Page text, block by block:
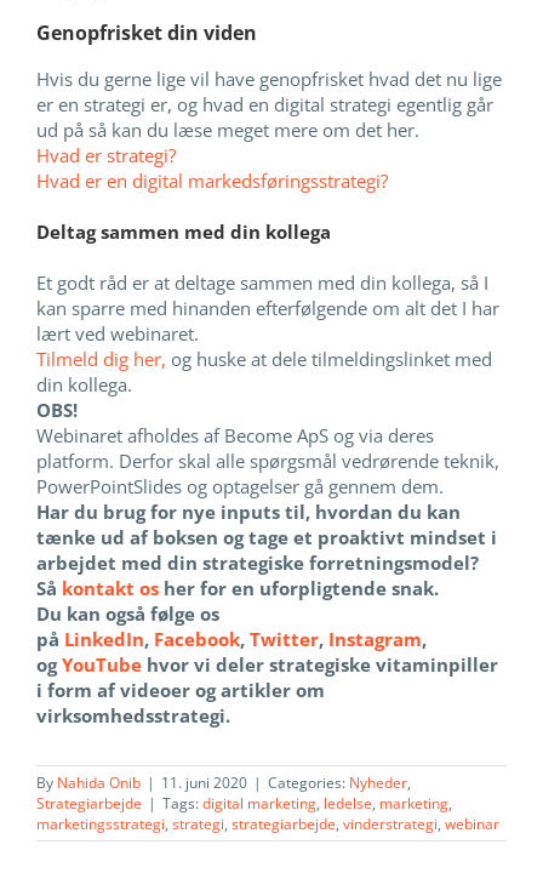
Genopfrisket din viden
Hvis du gerne lige vil have genopfrisket hvad det nu lige
er en strategi er, og hvad en digital strategi egentlig går
ud på så kan du læse meget mere om det her.
Hvad er strategi?
Hvad er en digital markedsføringsstrategi?
Deltag sammen med din kollega
Et godt råd er at deltage sammen med din kollega, så I
kan sparre med hinanden efterfølgende om alt det I har
lært ved webinaret.
Tilmeld dig her, og huske at dele tilmeldingslinket med
din kollega.
OBS!
Webinaret afholdes af Become ApS og via deres
platform. Derfor skal alle spørgsmål vedrørende teknik,
PowerPointSlides og optagelser gå gennem dem.
Har du brug for nye inputs til, hvordan du kan
tænke ud af boksen og tage et proaktivt mindset i
arbejdet med din strategiske forretningsmodel?
Så kontakt os her for en uforpligtende snak.
Du kan også følge os
på LinkedIn, Facebook, Twitter, Instagram,
ogYouTube hvor vi deler strategiske vitaminpiller
i form af videoer og artikler om
virksomhedsstrategi.
By Nahida Onib | 11. juni 2020 | Categories: Nyheder,
Strategiarbejde | Tags:digital marketing, ledelse, marketing,
marketingsstrategi, strategi, strategiarbejde, vinderstrategi, webinar